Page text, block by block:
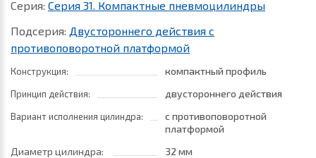
Серия: Серия 31. Компактные пневмоцилиндры
Подсерия: Двустороннего действия с
противоповоротной платформой
Конструкция: компактный профиль
Принцип действия: двустороннего действия
Вариант исполнения цилиндра:
с противоповоротной
платформой
Диаметр цилиндра:
32 мм